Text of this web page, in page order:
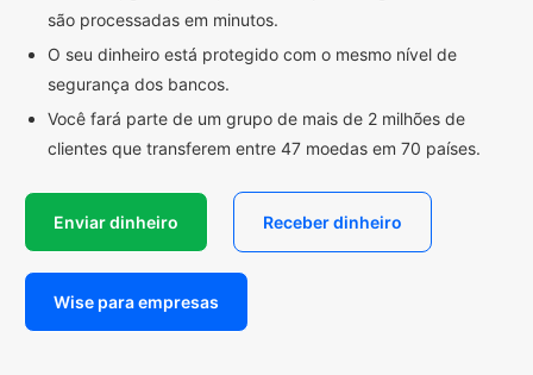
são processadas em minutos.
O seu dinheiro está protegido com o mesmo nível de
segurança dos bancos.
Você fará parte de um grupo de mais de 2 milhões de
clientes que transferem entre 47 moedas em 70 países.
Enviar dinheiro Receber dinheiro
Wise para empresas